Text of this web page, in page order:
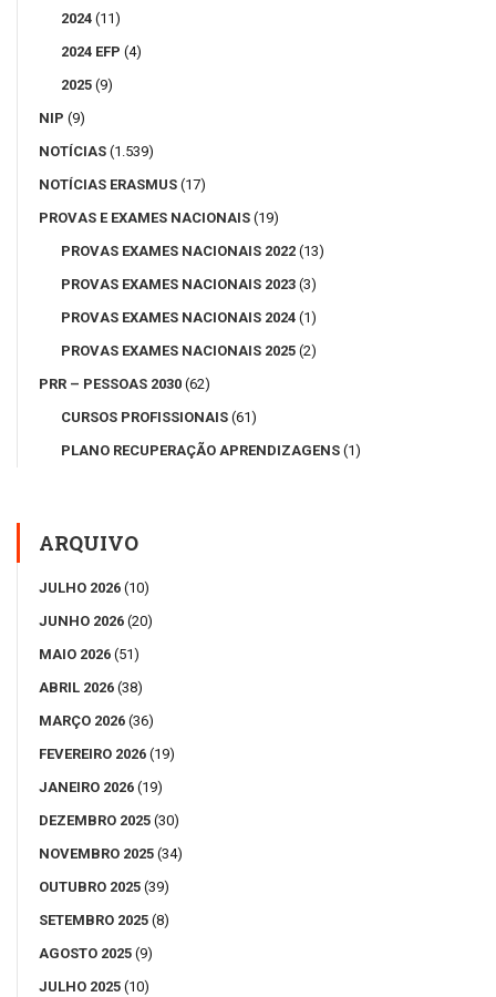
2024 (11)
2024 EFP (4)
2025 (9)
NIP (9)
NOTÍCIAS (1.539)
NOTÍCIAS ERASMUS (17)
PROVAS E EXAMES NACIONAIS (19)
PROVAS EXAMES NACIONAIS 2022 (13)
PROVAS EXAMES NACIONAIS 2023 (3)
PROVAS EXAMES NACIONAIS 2024 (1)
PROVAS EXAMES NACIONAIS 2025 (2)
PRR – PESSOAS 2030 (62)
CURSOS PROFISSIONAIS (61)
PLANO RECUPERAÇÃO APRENDIZAGENS (1)
ARQUIVO
JULHO 2026 (10)
JUNHO 2026 (20)
MAIO 2026 (51)
ABRIL 2026 (38)
MARÇO 2026 (36)
FEVEREIRO 2026 (19)
JANEIRO 2026 (19)
DEZEMBRO 2025 (30)
NOVEMBRO 2025 (34)
OUTUBRO 2025 (39)
SETEMBRO 2025 (8)
AGOSTO 2025 (9)
JULHO 2025 (10)